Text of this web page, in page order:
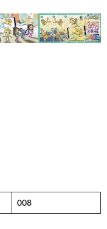
008